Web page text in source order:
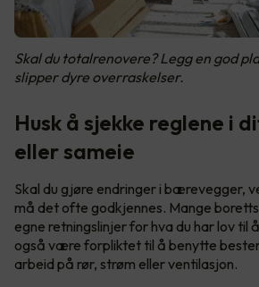
Skal du totalrenovere? Legg en god
slipper dyre overraskelser.
Husk å sjekke reglene i
eller sameie
Skal du gjøre endringer i bærevegger,
må det ofte godkjennes. Mange
egne retningslinjer for hva du har lov til
også være forpliktet til å benytte
arbeid på rør, strøm eller ventilasjon.